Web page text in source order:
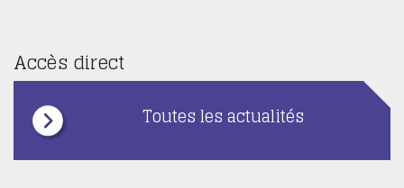
Accès direct
Toutes les actualités